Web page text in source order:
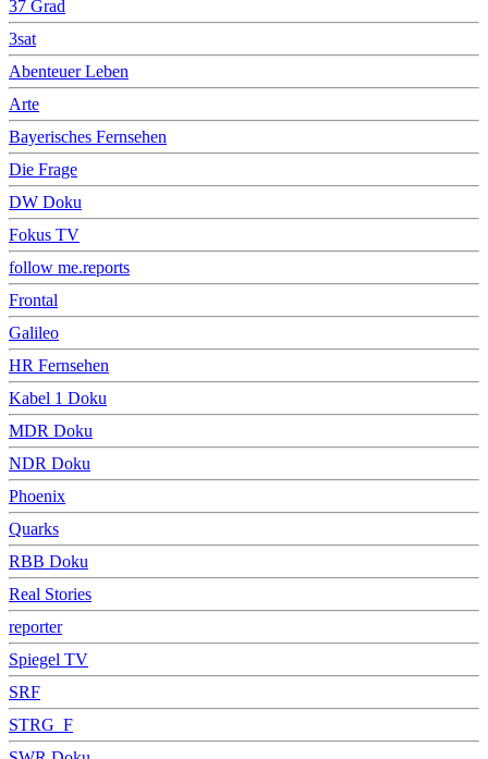
37 Grad
3sat
Abenteuer Leben
Arte
Bayerisches Fernsehen
Die Frage
DW Doku
Fokus TV
follow me.reports
Frontal
Galileo
HR Fernsehen
Kabel 1 Doku
MDR Doku
NDR Doku
Phoenix
Quarks
RBB Doku
Real Stories
reporter
Spiegel TV
SRF
STRG_F